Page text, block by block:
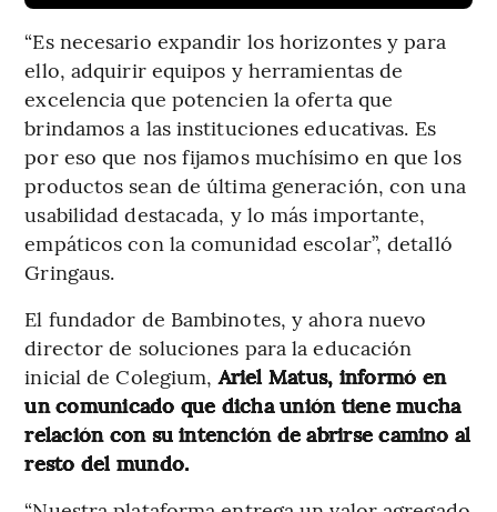
“Es necesario expandir los horizontes y para
ello, adquirir equipos y herramientas de
excelencia que potencien la oferta que
brindamos a las instituciones educativas. Es
por eso que nos fijamos muchísimo en que los
productos sean de última generación, con una
usabilidad destacada, y lo más importante,
empáticos con la comunidad escolar”, detalló
Gringaus.
El fundador de Bambinotes, y ahora nuevo
director de soluciones para la educación
inicial de Colegium,Ariel Matus, informó en
un comunicado que dicha unión tiene mucha
relación con su intención de abrirse camino al
resto del mundo.